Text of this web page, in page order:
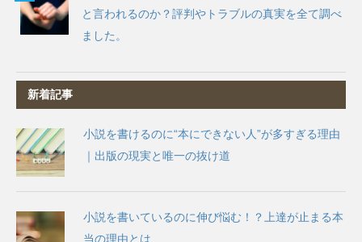
と言われるのか？評判やトラブルの真実を全て調べ
ました。
新着記事
小説を書けるのに“本にできない人”が多すぎる理由
｜出版の現実と唯一の抜け道
小説を書いているのに伸び悩む！？上達が止まる本
当の理由とは